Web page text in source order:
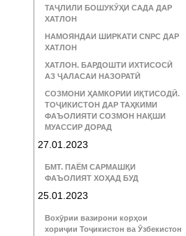
ТАҶЛИЛИ БОШУКӮҲИ САДА ДАР
ХАТЛОН
НАМОЯНДАИ ШИРКАТИ CNPC ДАР
ХАТЛОН
ХАТЛОН. БАРДОШТИ ИХТИСОСӢ
АЗ ҶАЛАСАИ НАЗОРАТӢ
СОЗМОНИ ҲАМКОРИИ ИҚТИСОДӢ.
ТОҶИКИСТОН ДАР ТАҲКИМИ
ФАЪОЛИЯТИ СОЗМОН НАҚШИ
МУАССИР ДОРАД
27.01.2023
БМТ. ПАЁМ САРМАШҚИ
ФАЪОЛИЯТ ХОҲАД БУД
25.01.2023
Вохӯрии вазирони корҳои
хориҷии Тоҷикистон ва Ӯзбекистон